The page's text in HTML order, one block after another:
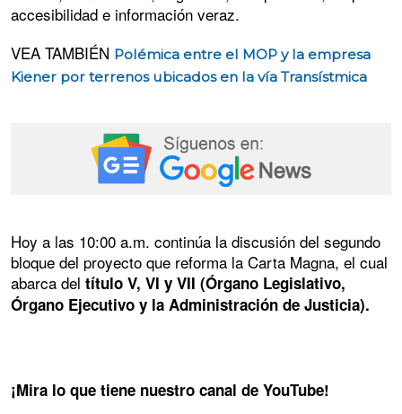
accesibilidad e información veraz.
VEA TAMBIÉN Polémica entre el MOP y la empresa
Kiener por terrenos ubicados en la vía Transístmica
Hoy a las 10:00 a.m. continúa la discusión del segundo
bloque del proyecto que reforma la Carta Magna, el cual
abarca del título V, VI y VII (Órgano Legislativo,
Órgano Ejecutivo y la Administración de Justicia).
¡Mira lo que tiene nuestro canal de YouTube!